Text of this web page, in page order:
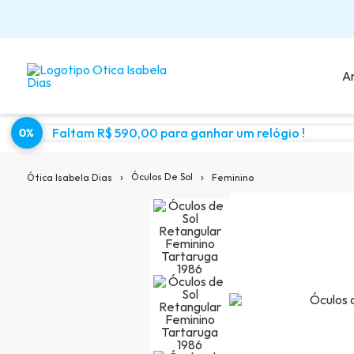
0% Faltam R$ 590,00 para ganhar um relógio !
Ótica Isabela Dias › Óculos De Sol › Feminino